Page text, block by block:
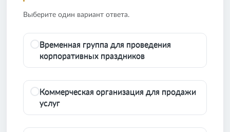
Выберите один вариант ответа.
Временная группа для проведения
корпоративных праздников
Коммерческая организация для продажи
услуг